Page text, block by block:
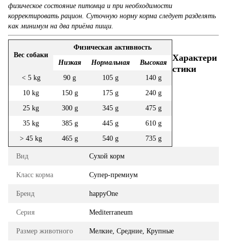
физическое состояние питомца и при необходимости
корректировать рацион. Суточную норму корма следует разделять
как минимум на два приёма пищи.
Вес собаки
Физическая активность
Низкая
Нормальная
Высокая
< 5 kg
90 g 105 g
140 g
10 kg
150 g 175 g
240 g
25 kg
300 g 345 g
475 g
35 kg
385 g 445 g
610 g
> 45 kg
465 g 540 g 735 g
Характери
стики
Вид Сухой корм
Класс корма Супер-премиум
Бренд happyOne
Серия Mediterraneum
Размер животного Мелкие, Средние, Крупные